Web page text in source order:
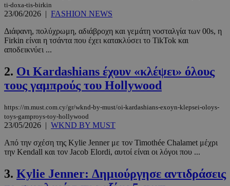
ti-doxa-tis-birkin
23/06/2026 | FASHION NEWS
Διάφανη, πολύχρωμη, αδιάβροχη και γεμάτη νοσταλγία των 00s, η
Firkin είναι η τσάντα που έχει κατακλύσει το TikTok και
αποδεικνύει ...
2. Οι Kardashians έχουν «κλέψει» όλους
τους γαμπρούς του Hollywood
https://m.must.com.cy/gr/wknd-by-must/oi-kardashians-exoyn-klepsei-oloys-
toys-gamproys-toy-hollywood
23/05/2026 | WKND BY MUST
Από την σχέση της Kylie Jenner με τον Timothée Chalamet μέχρι
την Kendall και τον Jacob Elordi, αυτοί είναι οι λόγοι που ...
3. Kylie Jenner: Δημιούργησε αντιδράσεις